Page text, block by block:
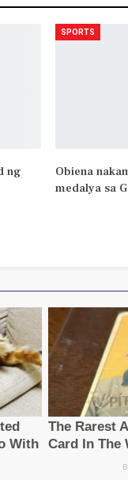
ng
SPORTS
Obiena
medalya sa